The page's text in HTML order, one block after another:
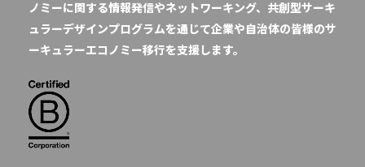
ノミーに関する情報発信やネットワーキング、共創型サーキ
ュラーデザインプログラムを通じて企業や自治体の皆様のサ
ーキュラーエコノミー移行を支援します。